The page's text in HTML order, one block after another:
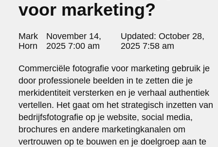
portraits 2
portraits 3
sanoma view 2014 – annual report
het zuiderlicht
thomas van luyn
various
parool christmas special
editorial
travel
commercial
fashion
voor marketing?
Posted
by:
Mark
Horn
November 14,
2025 7:00 am
Updated:October 28,
2025 7:58 am
Commerciële fotografie voor marketing gebruik je
door professionele beelden in te zetten die je
merkidentiteit versterken en je verhaal authentiek
vertellen. Het gaat om het strategisch inzetten van
bedrijfsfotografie op je website, social media,
brochures en andere marketingkanalen om
vertrouwen op te bouwen en je doelgroep aan te